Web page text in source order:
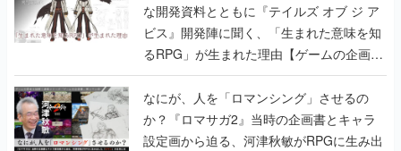
な開発資料とともに『テイルズ オブ ジ ア
ビス』開発陣に聞く、「生まれた意味を知
るRPG」が生まれた理由【ゲームの企画
書】
なにが、人を「ロマンシング」させるの
か？『ロマサガ2』当時の企画書とキャラ
設定画から迫る、河津秋敏がRPGに生み出